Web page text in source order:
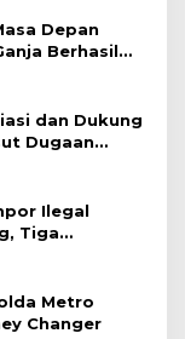
Depan
Berhasil
dan Dukung
Dugaan
Ilegal
Tiga
Satu Buron
Metro
Changer